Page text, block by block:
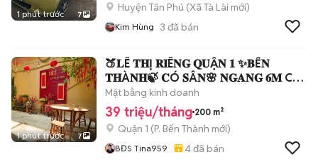
1 phút trước 7
Huyện Tân Phú (Xã Tà Lài mới)
Kim Hùng 3 đã bán
1 phút trước 7
🍑𝐋Ê 𝐓𝐇Ị 𝐑𝐈Ê𝐍𝐆 𝐐𝐔Ậ𝐍 𝟏 ✨𝐁Ế𝐍
𝐓𝐇À𝐍𝐇🍃 𝐂Ó 𝐒Â𝐍🌸 𝐍𝐆𝐀𝐍𝐆 𝟔𝐌 Cho
thuê Nhà có sân
Mặt bằng kinh doanh
39 triệu/tháng 200 m²
Quận 1 (P. Bến Thành mới)
BĐS Tina959 4đã bán